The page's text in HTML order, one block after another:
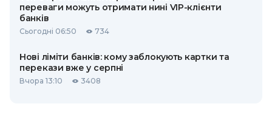
переваги можуть отримати нині VIP-клієнти
банків
Сьогодні 06:50 734
Нові ліміти банків: кому заблокують картки та
перекази вже у серпні
Вчора 13:10 3408